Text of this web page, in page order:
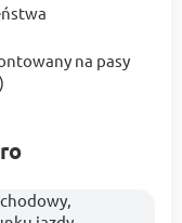
na pasy